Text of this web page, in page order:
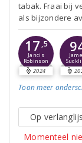
tabak. Fraai bij
als bijzondere
17 ,5
Jancis
Robinson
2024
Toon meer
Op
Momenteel